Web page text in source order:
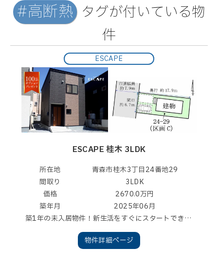
#高断熱 タグが付いている物
件
ESCAPE
ESCAPE 桂木 3LDK
所在地
青森市桂木3丁目24番地29
間取り
3LDK
価格
2670.0万円
築年月
2025年06月
築1年の未入居物件！新生活をすぐにスタートできます！サンロード青森まで440ｍ！南中学校まで400ｍ!アフター最大10年保証！白蟻10年保証！フラット３５Ｓ対応住宅！
物件詳細ページ